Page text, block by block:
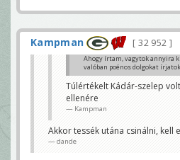
Kampman 32 952
Ahogy írtam, vagytok annyira
valóban poénos dolgokat
Hofival pl semmi bajom 😀
hajrá 😉
dande
Túlértékelt Kádár-szelep
ellenére
Kampman
Akkor tessék utána csinálni, kell
dande